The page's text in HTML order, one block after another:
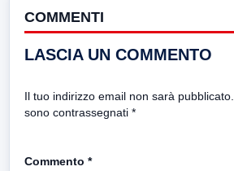
COMMENTI
LASCIA UN COMMENTO
Il tuo indirizzo email non sarà pubblicato.
sono contrassegnati *
Commento *